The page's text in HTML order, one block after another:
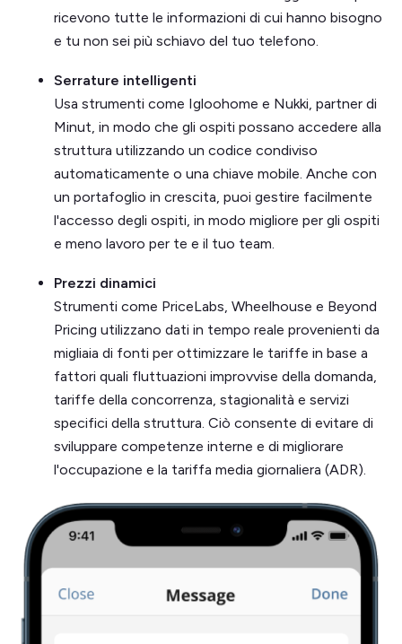
ricevono tutte le informazioni di cui hanno bisogno
e tu non sei più schiavo del tuo telefono.
Serrature intelligenti
Usa strumenti come Igloohome e Nukki, partner di
Minut, in modo che gli ospiti possano accedere alla
struttura utilizzando un codice condiviso
automaticamente o una chiave mobile. Anche con
un portafoglio in crescita, puoi gestire facilmente
l'accesso degli ospiti, in modo migliore per gli ospiti
e meno lavoro per te e il tuo team.
Prezzi dinamici
Strumenti come PriceLabs, Wheelhouse e Beyond
Pricing utilizzano dati in tempo reale provenienti da
migliaia di fonti per ottimizzare le tariffe in base a
fattori quali fluttuazioni improvvise della domanda,
tariffe della concorrenza, stagionalità e servizi
specifici della struttura. Ciò consente di evitare di
sviluppare competenze interne e di migliorare
l'occupazione e la tariffa media giornaliera (ADR).